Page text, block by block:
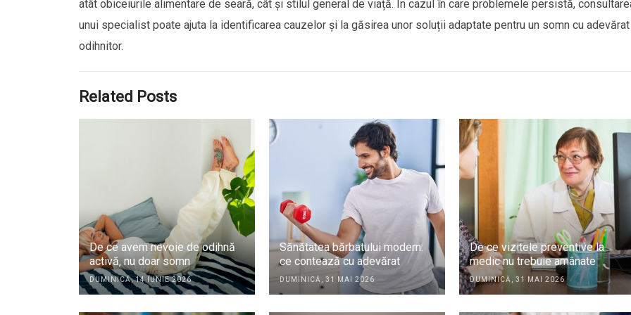
atât obiceiurile alimentare de seară, cât și stilul general de viață. În cazul în care problemele persistă,
unui specialist poate ajuta la identificarea cauzelor și la găsirea unor soluții adaptate pentru un somn cu adevărat
odihnitor.
Related Posts
De ce avem nevoie de odihnă
activă, nu doar somn
DUMINICĂ, 14 IUNIE 2026
Sănătatea bărbatului modern:
ce contează cu adevărat
DUMINICĂ, 31 MAI 2026
De ce vizitele preventive la
medic nu trebuie amânate
DUMINICĂ, 31 MAI 2026